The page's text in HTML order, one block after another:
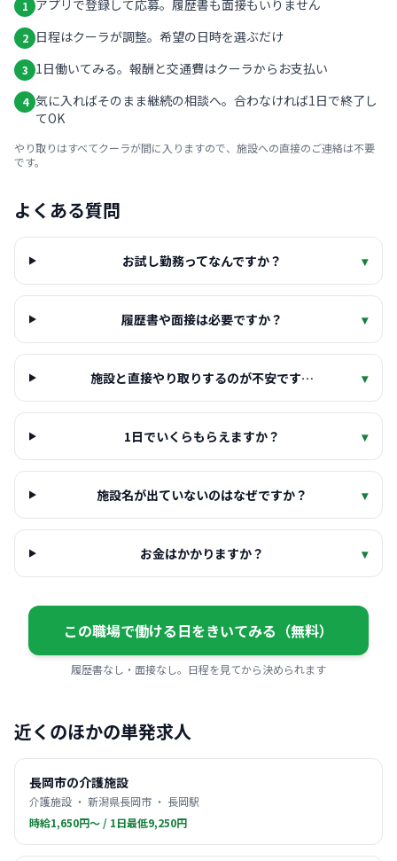
1 アプリで登録して応募。履歴書も面接もいりません
2 日程はクーラが調整。希望の日時を選ぶだけ
3 1日働いてみる。報酬と交通費はクーラからお支払い
4 気に入ればそのまま継続の相談へ。合わなければ1日で終了し
てOK
やり取りはすべてクーラが間に入りますので、施設への直接のご連絡は不要
です。
よくある質問
お試し勤務ってなんですか？ ▾
履歴書や面接は必要ですか？ ▾
施設と直接やり取りするのが不安です… ▾
1日でいくらもらえますか？ ▾
施設名が出ていないのはなぜですか？ ▾
お金はかかりますか？ ▾
この職場で働ける日をきいてみる（無料）
履歴書なし・面接なし。日程を見てから決められます
近くのほかの単発求人
長岡市の介護施設
介護施設 ・ 新潟県長岡市 ・ 長岡駅
時給1,650円〜 / 1日最低9,250円